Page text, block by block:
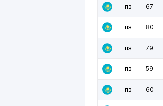
пз 67
пз 80
пз 79
пз 59
пз 60